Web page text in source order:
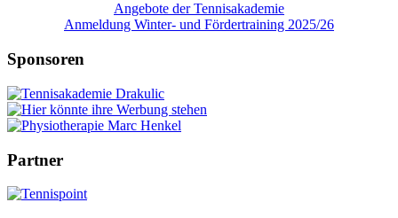
Angebote der Tennisakademie
Anmeldung Winter- und Fördertraining 2025/26
Sponsoren
Partner